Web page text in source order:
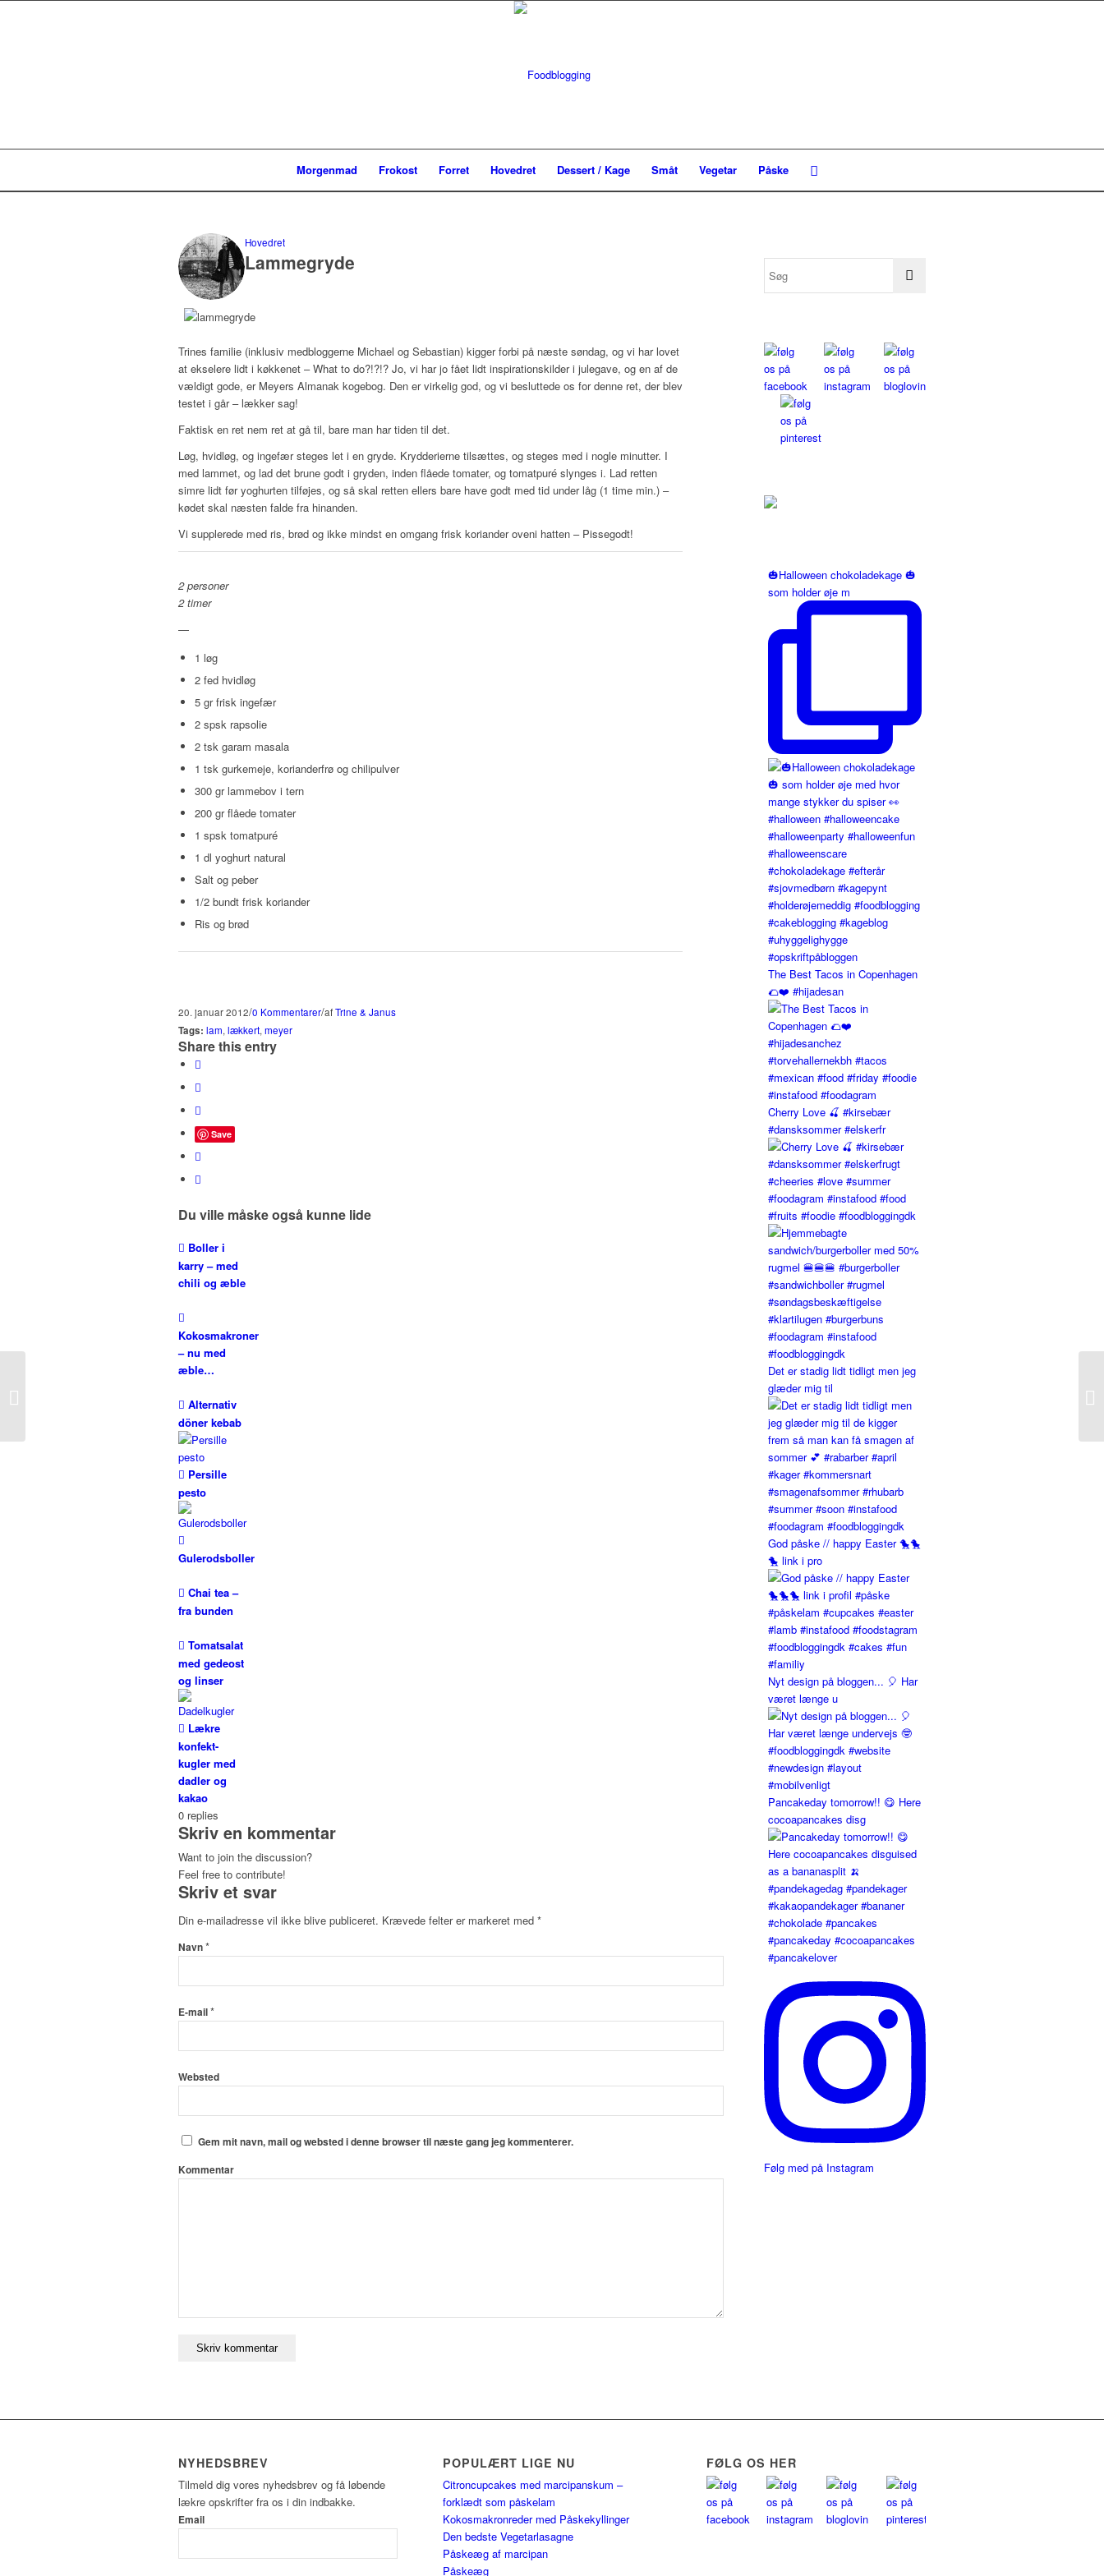
Morgenmad Frokost Forret Hovedret Dessert / Kage Småt Vegetar Påske
Hovedret
Lammegryde
Trines familie (inklusiv medbloggerne Michael og Sebastian) kigger forbi på næste søndag, og vi har lovet
at ekselere lidt i køkkenet – What to do?!?!? Jo, vi har jo fået lidt inspirationskilder i julegave, og en af de
vældigt gode, er Meyers Almanak kogebog. Den er virkelig god, og vi besluttede os for denne ret, der blev
testet i går – lækker sag!
Faktisk en ret nem ret at gå til, bare man har tiden til det.
Løg, hvidløg, og ingefær steges let i en gryde. Krydderierne tilsættes, og steges med i nogle minutter. I
med lammet, og lad det brune godt i gryden, inden flåede tomater, og tomatpuré slynges i. Lad retten
simre lidt før yoghurten tilføjes, og så skal retten ellers bare have godt med tid under låg (1 time min.) –
kødet skal næsten falde fra hinanden.
Vi supplerede med ris, brød og ikke mindst en omgang frisk koriander oveni hatten – Pissegodt!
2 personer
2 timer
—
1 løg
2 fed hvidløg
5 gr frisk ingefær
2 spsk rapsolie
2 tsk garam masala
1 tsk gurkemeje, korianderfrø og chilipulver
300 gr lammebov i tern
200 gr flåede tomater
1 spsk tomatpuré
1 dl yoghurt natural
Salt og peber
1/2 bundt frisk koriander
Ris og brød
20. januar 2012/0 Kommentarer/afTrine & Janus
Tags: lam,lækkert,meyer
Share this entry
Save
Du ville måske også kunne lide
Boller i
karry – med
chili og æble
Kokosmakroner
– nu med
æble…
Alternativ
döner kebab
Persille
pesto
Gulerodsboller
Chai tea –
fra bunden
Tomatsalat
med gedeost
og linser
Lækre
konfekt-
kugler med
dadler og
kakao
0 replies
Skriv en kommentar
Want to join the discussion?
Feel free to contribute!
Skriv et svar
Din e-mailadresse vil ikke blive publiceret. Krævede felter er markeret med *
Navn*
E-mail*
Websted
Gem mit navn, mail og websted i denne browser til næste gang jeg kommenterer.
Kommentar
🎃Halloween chokoladekage 🎃
som holder øje m
The Best Tacos in Copenhagen
🌮❤️ #hijadesan
Cherry Love 🍒 #kirsebær
#dansksommer #elskerfr
Det er stadig lidt tidligt men jeg
glæder mig til
God påske // happy Easter 🐤🐤
🐤 link i pro
Nyt design på bloggen... 🎈 Har
været længe u
Pancakeday tomorrow!! 😋 Here
cocoapancakes disg
Følg med på Instagram
NYHEDSBREV
Tilmeld dig vores nyhedsbrev og få løbende
lækre opskrifter fra os i din indbakke.
Email
POPULÆRT LIGE NU
Citroncupcakes med marcipanskum –
forklædt som påskelam
Kokosmakronreder med Påskekyllinger
Den bedste Vegetarlasagne
Påskeæg af marcipan
Påskeæg
FØLG OS HER